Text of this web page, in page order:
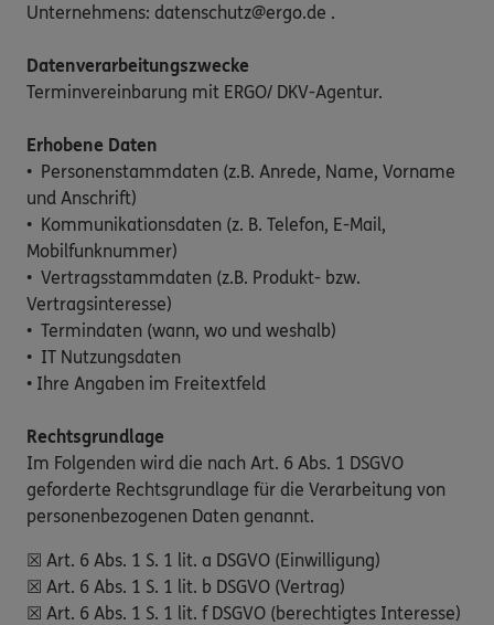
Unternehmens: datenschutz@ergo.de .
Datenverarbeitungszwecke
Terminvereinbarung mit ERGO/ DKV-Agentur.
Erhobene Daten
• Personenstammdaten (z.B. Anrede, Name, Vorname
und Anschrift)
• Kommunikationsdaten (z. B. Telefon, E-Mail,
Mobilfunknummer)
• Vertragsstammdaten (z.B. Produkt- bzw.
Vertragsinteresse)
• Termindaten (wann, wo und weshalb)
• IT Nutzungsdaten
• Ihre Angaben im Freitextfeld
Rechtsgrundlage
Im Folgenden wird die nach Art. 6 Abs. 1 DSGVO
geforderte Rechtsgrundlage für die Verarbeitung von
personenbezogenen Daten genannt.
☒ Art. 6 Abs. 1 S. 1 lit. a DSGVO (Einwilligung)
☒ Art. 6 Abs. 1 S. 1 lit. b DSGVO (Vertrag)
☒ Art. 6 Abs. 1 S. 1 lit. f DSGVO (berechtigtes Interesse)